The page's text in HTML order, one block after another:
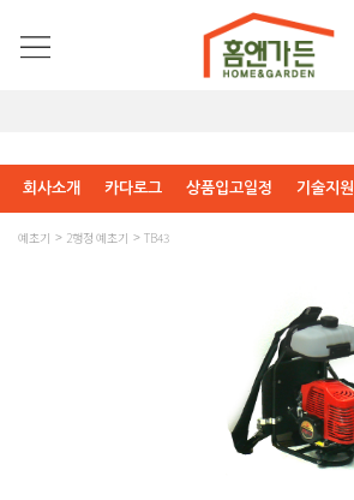
회사소개 카다로그 상품입고일정 기술지원
예초기 2행정 예초기 TB43